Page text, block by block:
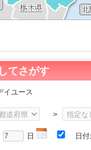
てさがす
イユース
>
日 日